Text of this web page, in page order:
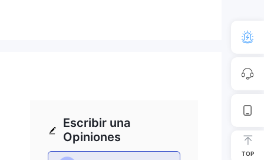
Escribir una
Opiniones
TOP